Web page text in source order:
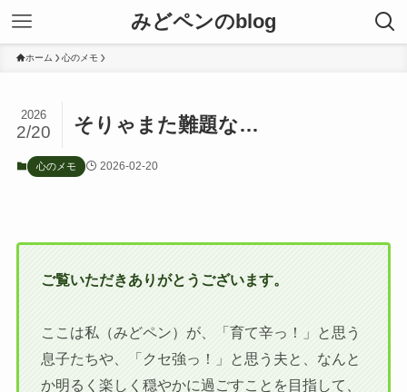
みどペンのblog
ホーム 心のメモ
そりゃまた難題な…
2026
2/20
心のメモ 2026-02-20
ご覧いただきありがとうございます。
ここは私（みどペン）が、「育て辛っ！」と思う
息子たちや、「クセ強っ！」と思う夫と、なんと
か明るく楽しく穏やかに過ごすことを目指して、